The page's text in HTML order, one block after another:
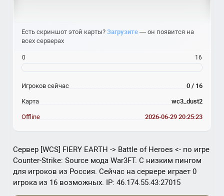
Сервер [WCS] FIERY EARTH -> Battle of Heroes <- по игре
Counter-Strike: Source мода War3FT. С низким пингом
для игроков из Россия. Сейчас на сервере играет 0
игрока из 16 возможных. IP: 46.174.55.43:27015
Есть скриншот этой карты? Загрузите — он появится на
всех серверах
0 16
Игроков сейчас 0 / 16
Карта wc3_dust2
Offline 2026-06-29 20:25:23